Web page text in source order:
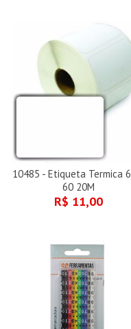
10485 - Etiqueta Termica
60 20M
R$ 11,00